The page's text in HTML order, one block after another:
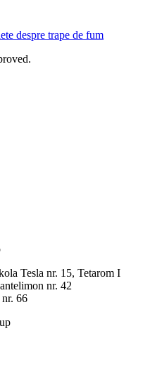
despre trape de fum
Tesla nr. 15, Tetarom I
nr. 42
66